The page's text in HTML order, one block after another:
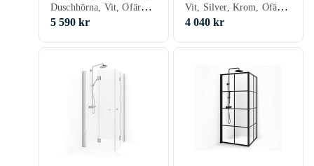
Duschhörna, Vit, Ofärgat (klart glas), 125 cm
5 590 kr
Vit, Silver, Krom, Ofärgat (klart glas), 67 cm
4 040 kr